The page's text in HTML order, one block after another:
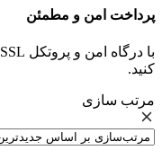
پرداخت امن و مطمئن
کنید.
مرتب سازی